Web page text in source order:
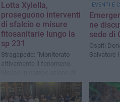
Lotta Xylella,
proseguono interventi
di sfalcio e misure
fitosanitarie lungo la
sp 231
Stragapede: "Monitorato
attivamente il fenomeno.
coordinamento strutturata"
EVENTI E
ne
sede di
Ospiti
Salvatore